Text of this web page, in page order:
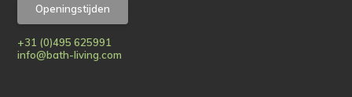
Openingstijden
+31 (0)495 625991
info@bath-living.com